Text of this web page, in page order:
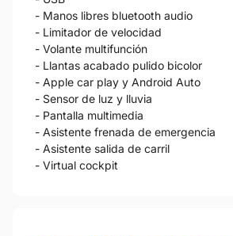
- Manos libres bluetooth audio
- Limitador de velocidad
- Volante multifunción
- Llantas acabado pulido bicolor
- Apple car play y Android Auto
- Sensor de luz y lluvia
- Pantalla multimedia
- Asistente frenada de emergencia
- Asistente salida de carril
- Virtual cockpit